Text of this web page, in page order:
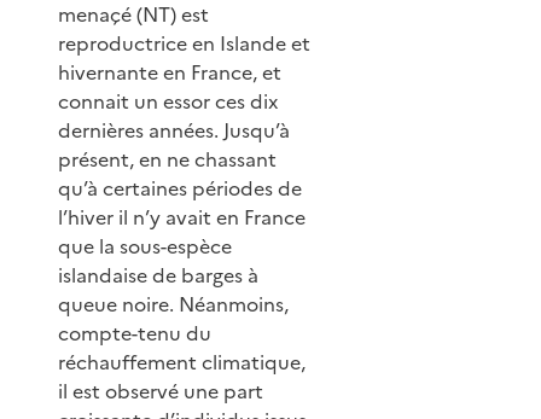
menaçé (NT) est
reproductrice en Islande et
hivernante en France, et
connait un essor ces dix
dernières années. Jusqu’à
présent, en ne chassant
qu’à certaines périodes de
l’hiver il n’y avait en France
que la sous-espèce
islandaise de barges à
queue noire. Néanmoins,
compte-tenu du
réchauffement climatique,
il est observé une part